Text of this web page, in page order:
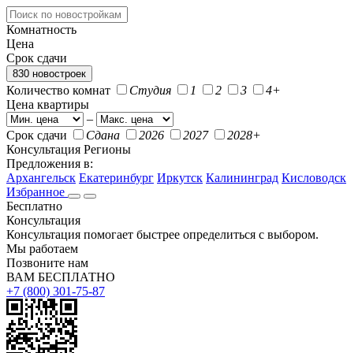
Комнатность
Цена
Срок сдачи
830 новостроек
Количество комнат Студия 1 2 3
4+
Цена квартиры
–
Срок сдачи
Сдана 2026 2027
2028+
Консультация Регионы
Предложения в:
Архангельск Екатеринбург Иркутск Калининград Кисловодск
Избранное
Бесплатно
Консультация
Консультация помогает быстрее определиться с выбором.
Мы работаем
Позвоните нам
ВАМ БЕСПЛАТНО
+7 (800) 301-75-87